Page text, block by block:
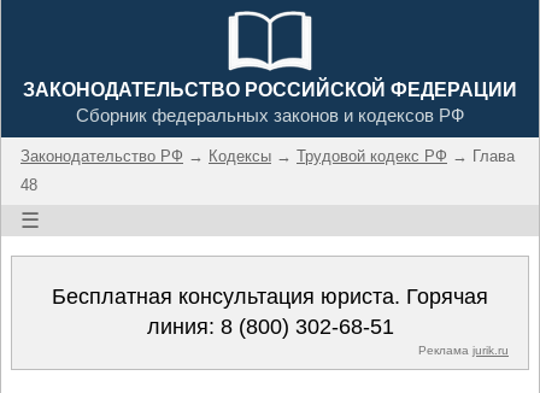
ЗАКОНОДАТЕЛЬСТВО РОССИЙСКОЙ ФЕДЕРАЦИИ
Сборник федеральных законов и кодексов РФ
Законодательство РФ → Кодексы → Трудовой кодекс РФ → Глава
48
☰
Бесплатная консультация юриста. Горячая
линия: 8 (800) 302-68-51
Реклама jurik.ru